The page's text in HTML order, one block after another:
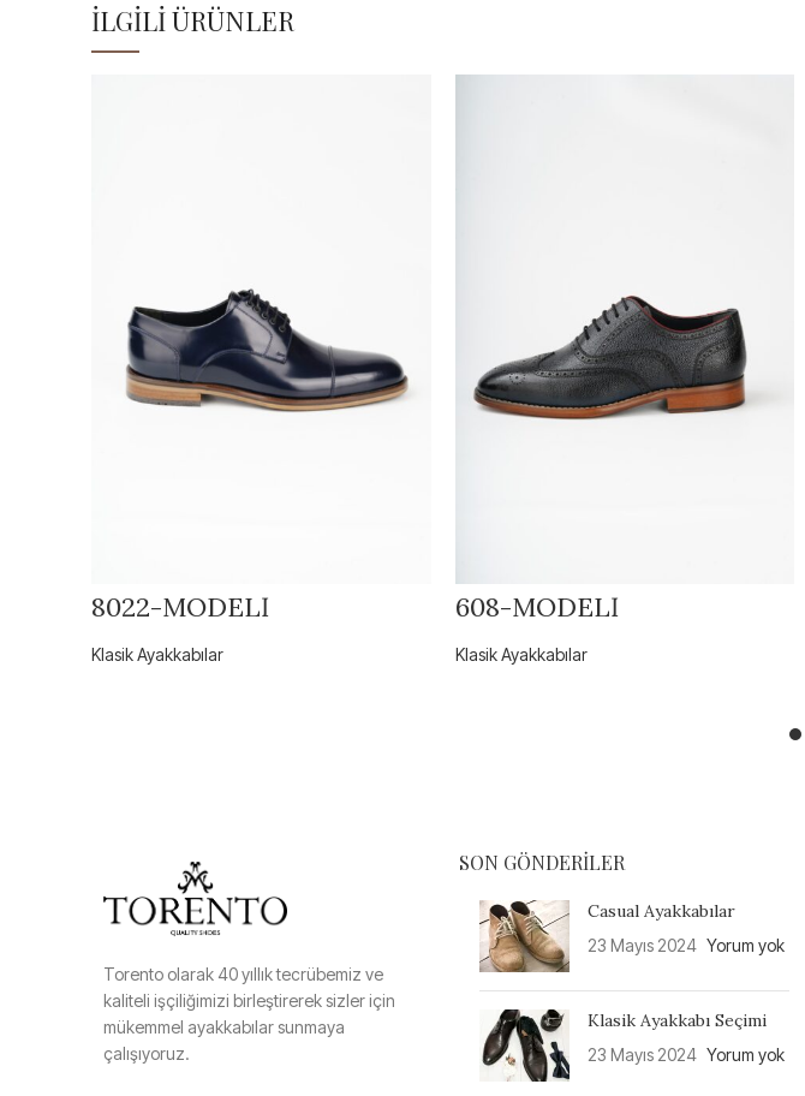
İLGILI ÜRÜNLER
8022-MODELİ
Klasik Ayakkabılar
608-MODELİ
Klasik Ayakkabılar
Torento olarak 40 yıllık tecrübemiz ve
kaliteli işçiliğimizi birleştirerek sizler için
mükemmel ayakkabılar sunmaya
çalışıyoruz.
SON GÖNDERILER
Casual Ayakkabılar
23 Mayıs 2024 Yorum yok
Klasik Ayakkabı Seçimi
23 Mayıs 2024 Yorum yok